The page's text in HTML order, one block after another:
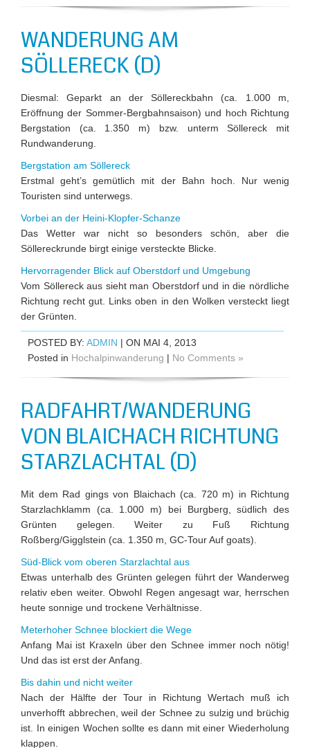
WANDERUNG AM
SÖLLERECK (D)
Diesmal: Geparkt an der Söllereckbahn (ca. 1.000 m,
Eröffnung der Sommer-Bergbahnsaison) und hoch Richtung
Bergstation (ca. 1.350 m) bzw. unterm Söllereck mit
Rundwanderung.
Bergstation am Söllereck
Erstmal geht’s gemütlich mit der Bahn hoch. Nur wenig
Touristen sind unterwegs.
Vorbei an der Heini-Klopfer-Schanze
Das Wetter war nicht so besonders schön, aber die
Söllereckrunde birgt einige versteckte Blicke.
Hervorragender Blick auf Oberstdorf und Umgebung
Vom Söllereck aus sieht man Oberstdorf und in die nördliche
Richtung recht gut. Links oben in den Wolken versteckt liegt
der Grünten.
POSTED BY: ADMIN | ON MAI 4, 2013
Posted in Hochalpinwanderung | No Comments »
RADFAHRT/WANDERUNG
VON BLAICHACH RICHTUNG
STARZLACHTAL (D)
Mit dem Rad gings von Blaichach (ca. 720 m) in Richtung
Starzlachklamm (ca. 1.000 m) bei Burgberg, südlich des
Grünten gelegen. Weiter zu Fuß Richtung
Roßberg/Gigglstein (ca. 1.350 m, GC-Tour Auf goats).
Süd-Blick vom oberen Starzlachtal aus
Etwas unterhalb des Grünten gelegen führt der Wanderweg
relativ eben weiter. Obwohl Regen angesagt war, herrschen
heute sonnige und trockene Verhältnisse.
Meterhoher Schnee blockiert die Wege
Anfang Mai ist Kraxeln über den Schnee immer noch nötig!
Und das ist erst der Anfang.
Bis dahin und nicht weiter
Nach der Hälfte der Tour in Richtung Wertach muß ich
unverhofft abbrechen, weil der Schnee zu sulzig und brüchig
ist. In einigen Wochen sollte es dann mit einer Wiederholung
klappen.